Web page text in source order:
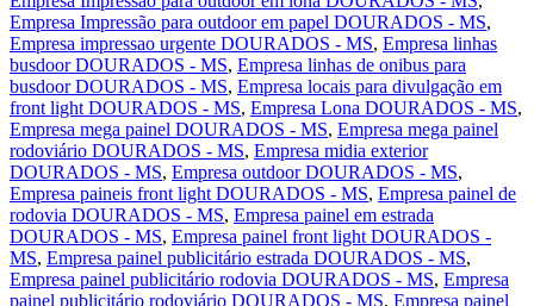
Empresa Impressão para outdoor em papel DOURADOS - MS,
Empresa impressao urgente DOURADOS - MS, Empresa linhas
busdoor DOURADOS - MS, Empresa linhas de onibus para
busdoor DOURADOS - MS, Empresa locais para divulgação em
front light DOURADOS - MS, Empresa Lona DOURADOS - MS,
Empresa mega painel DOURADOS - MS, Empresa mega painel
rodoviário DOURADOS - MS, Empresa midia exterior
DOURADOS - MS, Empresa outdoor DOURADOS - MS,
Empresa paineis front light DOURADOS - MS, Empresa painel de
rodovia DOURADOS - MS, Empresa painel em estrada
DOURADOS - MS, Empresa painel front light DOURADOS -
MS, Empresa painel publicitário estrada DOURADOS - MS,
Empresa painel publicitário rodovia DOURADOS - MS, Empresa
painel publicitário rodoviário DOURADOS - MS, Empresa painel